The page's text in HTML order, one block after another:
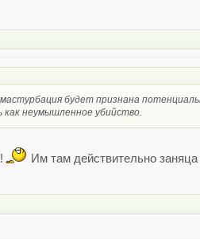
будет признана
неумышленное убийство.
Им там действительно